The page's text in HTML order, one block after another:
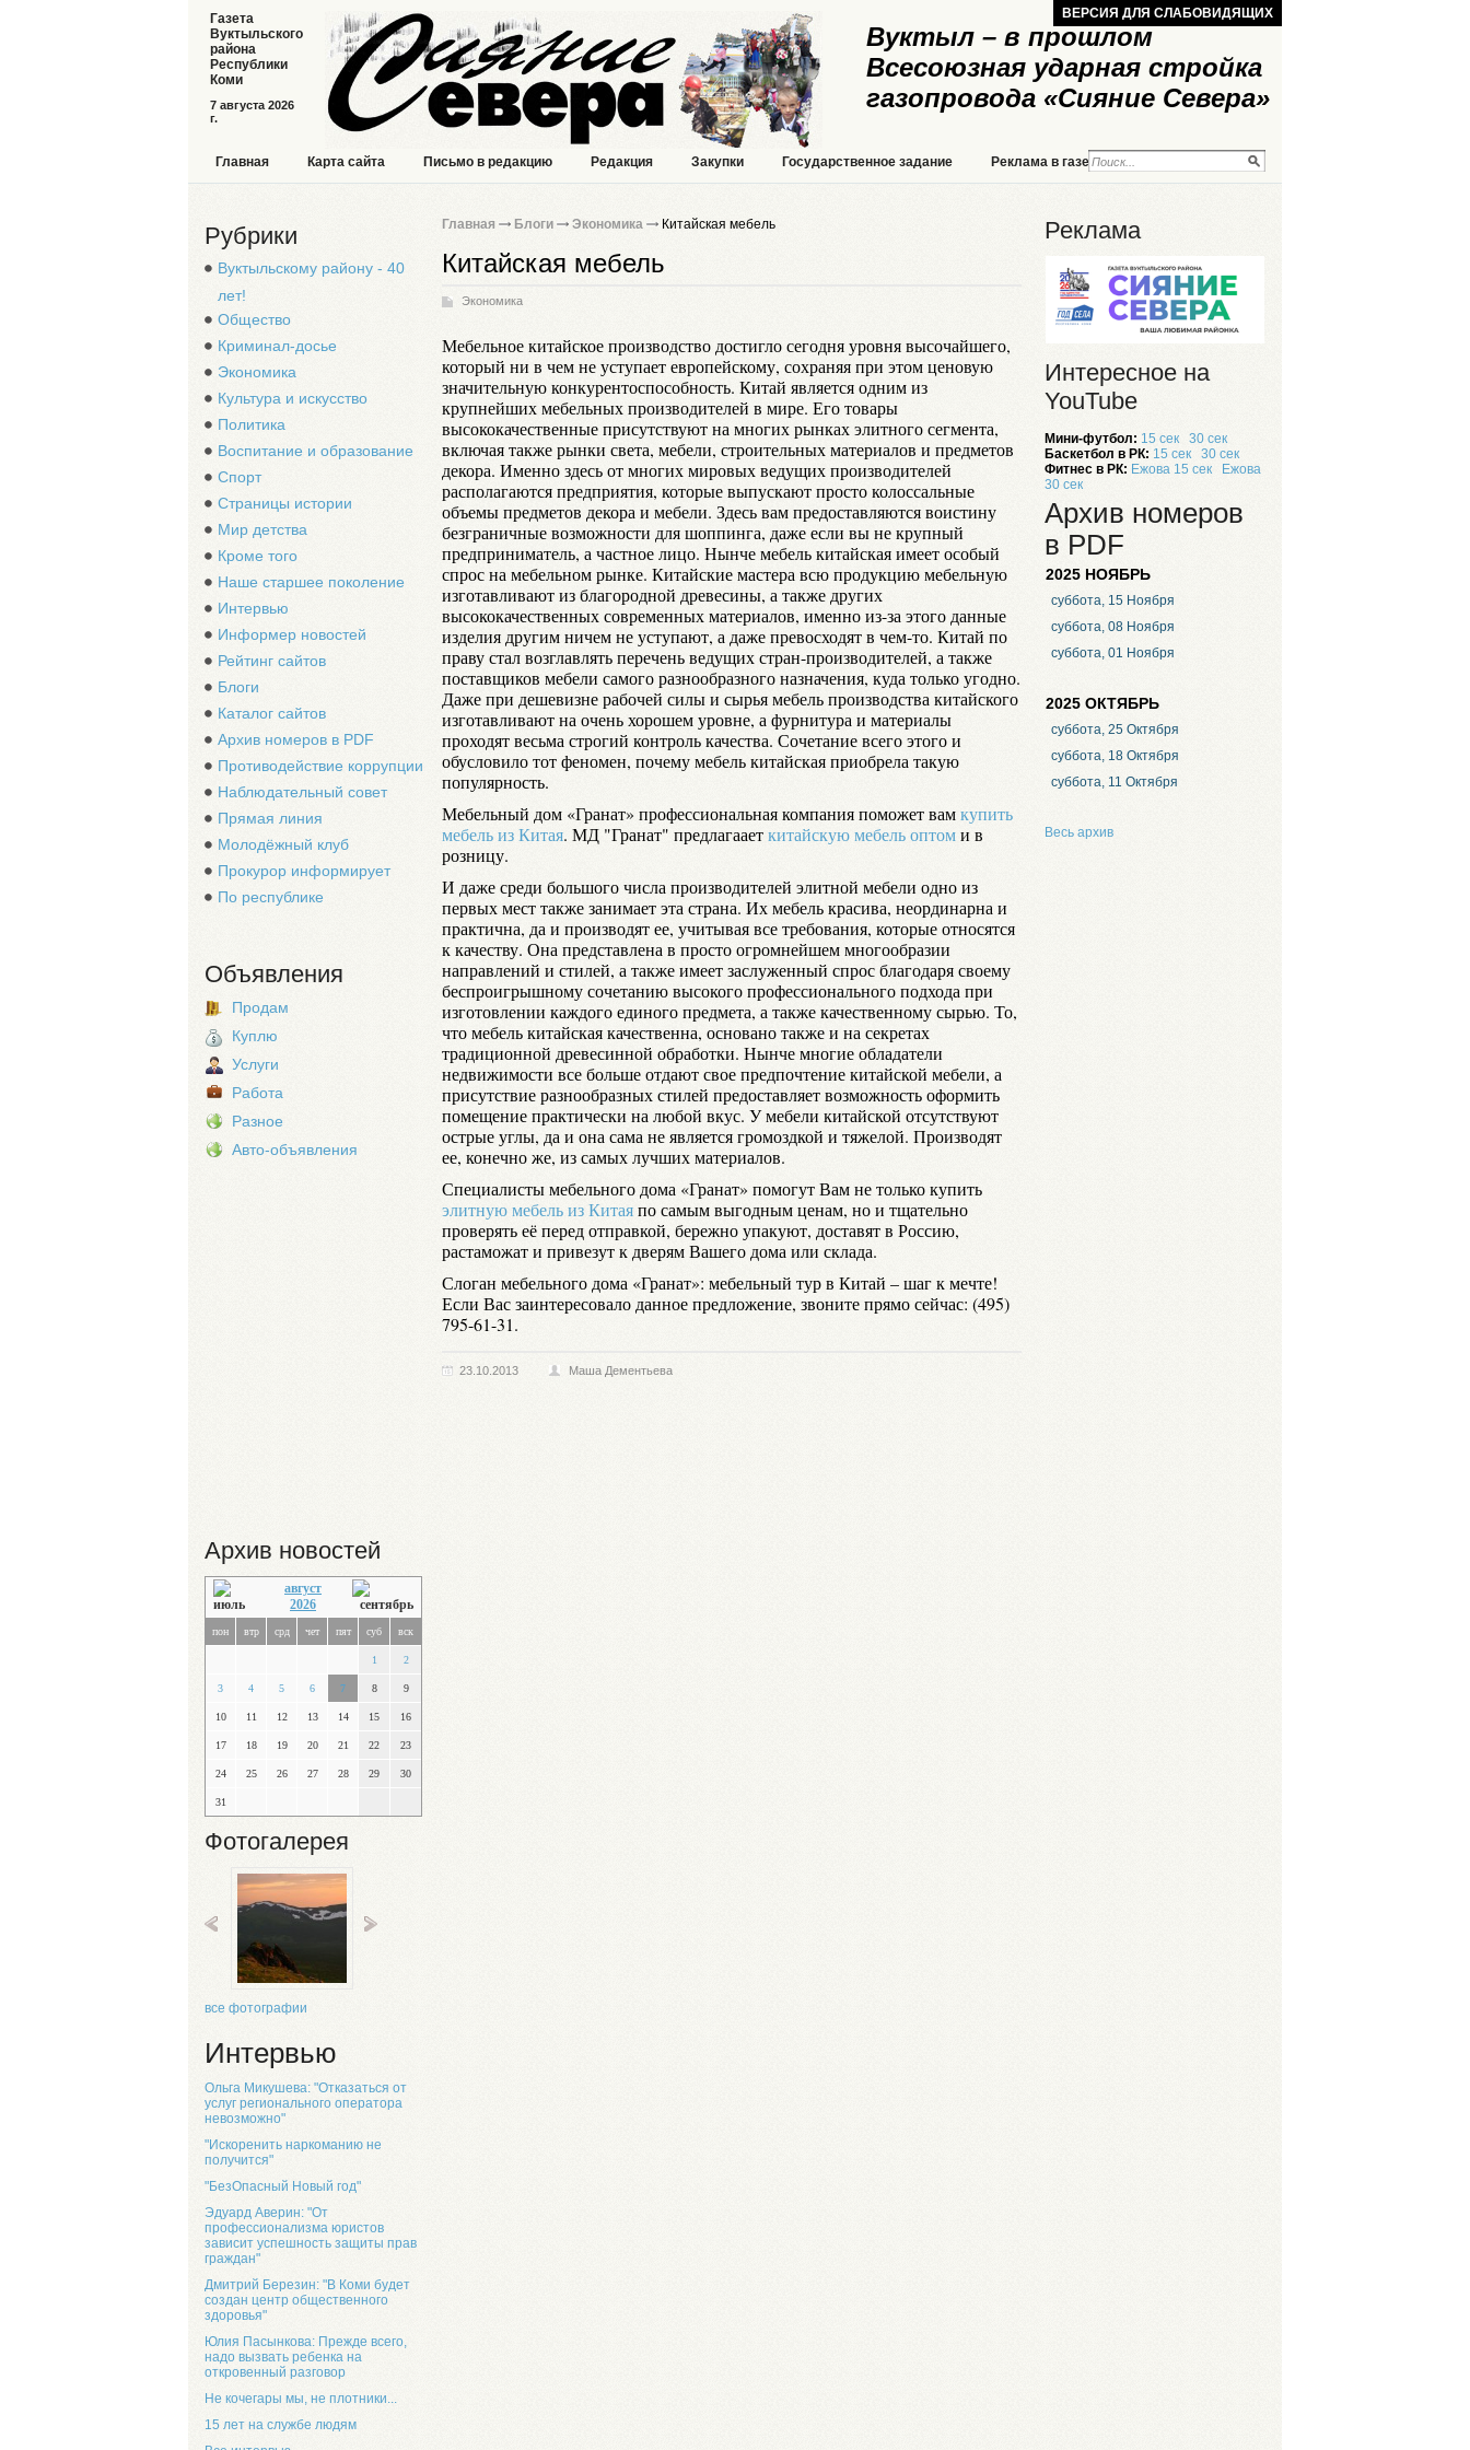
Вуктыл – в прошлом
Всесоюзная ударная стройка
газопровода «Сияние Севера»
7 августа 2026
г.
Газета
Вуктыльского
района
Республики
Коми
ВЕРСИЯ ДЛЯ СЛАБОВИДЯЩИХ
Главная Карта сайта Письмо в редакцию Редакция Закупки Государственное задание Реклама в газете Реклама на сайте
Рубрики
Вуктыльскому району - 40
лет!
Общество
Криминал-досье
Экономика
Культура и искусство
Политика
Воспитание и образование
Спорт
Страницы истории
Мир детства
Кроме того
Наше старшее поколение
Интервью
Информер новостей
Рейтинг сайтов
Блоги
Каталог сайтов
Архив номеров в PDF
Противодействие коррупции
Наблюдательный совет
Прямая линия
Молодёжный клуб
Прокурор информирует
По республике
Объявления
Продам
Куплю
Услуги
Работа
Разное
Авто-объявления
Архив новостей
август
2026
пон втр срд чет пят суб вск
1 2
3 4 5 6 7 8 9
10 11 12 13 14 15 16
17 18 19 20 21 22 23
24 25 26 27 28 29 30
31
Фотогалерея
все фотографии
Интервью
Ольга Микушева: "Отказаться от
услуг регионального оператора
невозможно"
"Искоренить наркоманию не
получится"
"БезОпасный Новый год"
Эдуард Аверин: "От
профессионализма юристов
зависит успешность защиты прав
граждан"
Дмитрий Березин: "В Коми будет
создан центр общественного
здоровья"
Юлия Пасынкова: Прежде всего,
надо вызвать ребенка на
откровенный разговор
Не кочегары мы, не плотники...
15 лет на службе людям
Главная Блоги Экономика Китайская мебель
Китайская мебель
Экономика
Мебельное китайское производство достигло сегодня уровня высочайшего,
который ни в чем не уступает европейскому, сохраняя при этом ценовую
значительную конкурентоспособность. Китай является одним из
крупнейших мебельных производителей в мире. Его товары
высококачественные присутствуют на многих рынках элитного сегмента,
включая также рынки света, мебели, строительных материалов и предметов
декора. Именно здесь от многих мировых ведущих производителей
располагаются предприятия, которые выпускают просто колоссальные
объемы предметов декора и мебели. Здесь вам предоставляются воистину
безграничные возможности для шоппинга, даже если вы не крупный
предприниматель, а частное лицо. Нынче мебель китайская имеет особый
спрос на мебельном рынке. Китайские мастера всю продукцию мебельную
изготавливают из благородной древесины, а также других
высококачественных современных материалов, именно из-за этого данные
изделия другим ничем не уступают, а даже превосходят в чем-то. Китай по
праву стал возглавлять перечень ведущих стран-производителей, а также
поставщиков мебели самого разнообразного назначения, куда только угодно.
Даже при дешевизне рабочей силы и сырья мебель производства китайского
изготавливают на очень хорошем уровне, а фурнитура и материалы
проходят весьма строгий контроль качества. Сочетание всего этого и
обусловило тот феномен, почему мебель китайская приобрела такую
популярность.
Мебельный дом «Гранат» профессиональная компания поможет вамкупить
мебель из Китая. МД "Гранат" предлагааеткитайскую мебель оптоми в
розницу.
И даже среди большого числа производителей элитной мебели одно из
первых мест также занимает эта страна. Их мебель красива, неординарна и
практична, да и производят ее, учитывая все требования, которые относятся
к качеству. Она представлена в просто огромнейшем многообразии
направлений и стилей, а также имеет заслуженный спрос благодаря своему
беспроигрышному сочетанию высокого профессионального подхода при
изготовлении каждого единого предмета, а также качественному сырью. То,
что мебель китайская качественна, основано также и на секретах
традиционной древесинной обработки. Нынче многие обладатели
недвижимости все больше отдают свое предпочтение китайской мебели, а
присутствие разнообразных стилей предоставляет возможность оформить
помещение практически на любой вкус. У мебели китайской отсутствуют
острые углы, да и она сама не является громоздкой и тяжелой. Производят
ее, конечно же, из самых лучших материалов.
Специалисты мебельного дома «Гранат» помогут Вам не только купить
элитную мебель из Китаяпо самым выгодным ценам, но и тщательно
проверять её перед отправкой, бережно упакуют, доставят в Россию,
растаможат и привезут к дверям Вашего дома или склада.
Слоган мебельного дома «Гранат»: мебельный тур в Китай – шаг к мечте!
Если Вас заинтересовало данное предложение, звоните прямо сейчас: (495)
795-61-31.
23.10.2013 Маша Дементьева
Реклама
Интересное на
YouTube
Мини-футбол: 15 сек
30 сек
Баскетбол в РК: 15 сек
30 сек
Фитнес в РК: Ежова 15 сек
Ежова
30 сек
Архив номеров
в PDF
2025 НОЯБРЬ
суббота, 15 Ноября
суббота, 08 Ноября
суббота, 01 Ноября
2025 ОКТЯБРЬ
суббота, 25 Октября
суббота, 18 Октября
суббота, 11 Октября
Весь архив